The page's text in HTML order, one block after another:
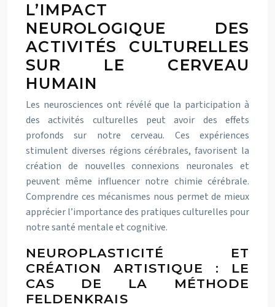
L’IMPACT
NEUROLOGIQUE DES
ACTIVITÉS CULTURELLES
SUR LE CERVEAU
HUMAIN
Les neurosciences ont révélé que la participation à
des activités culturelles peut avoir des effets
profonds sur notre cerveau. Ces expériences
stimulent diverses régions cérébrales, favorisent la
création de nouvelles connexions neuronales et
peuvent même influencer notre chimie cérébrale.
Comprendre ces mécanismes nous permet de mieux
apprécier l’importance des pratiques culturelles pour
notre santé mentale et cognitive.
NEUROPLASTICITÉ ET
CRÉATION ARTISTIQUE : LE
CAS DE LA MÉTHODE
FELDENKRAIS